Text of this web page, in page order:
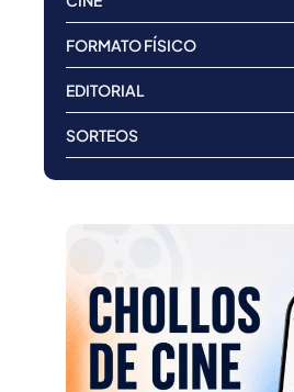
FORMATO FÍSICO
EDITORIAL
SORTEOS